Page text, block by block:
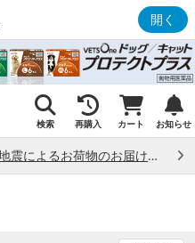
開く
検索 再購入 カート お知らせ
熊本県熊本地方で発生した地震によるお荷物のお届け状況について （7/28）